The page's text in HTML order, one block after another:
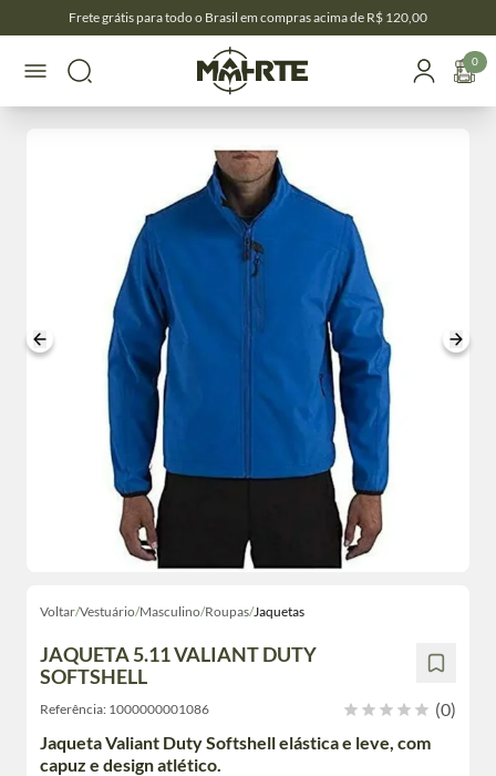
Frete grátis para todo o Brasil em compras acima de R$ 120,00
0
Voltar/Vestuário/Masculino/Roupas/Jaquetas
JAQUETA 5.11 VALIANT DUTY
SOFTSHELL
Referência: 1000000001086
(0)
Jaqueta Valiant Duty Softshell elástica e leve, com
capuz e design atlético.